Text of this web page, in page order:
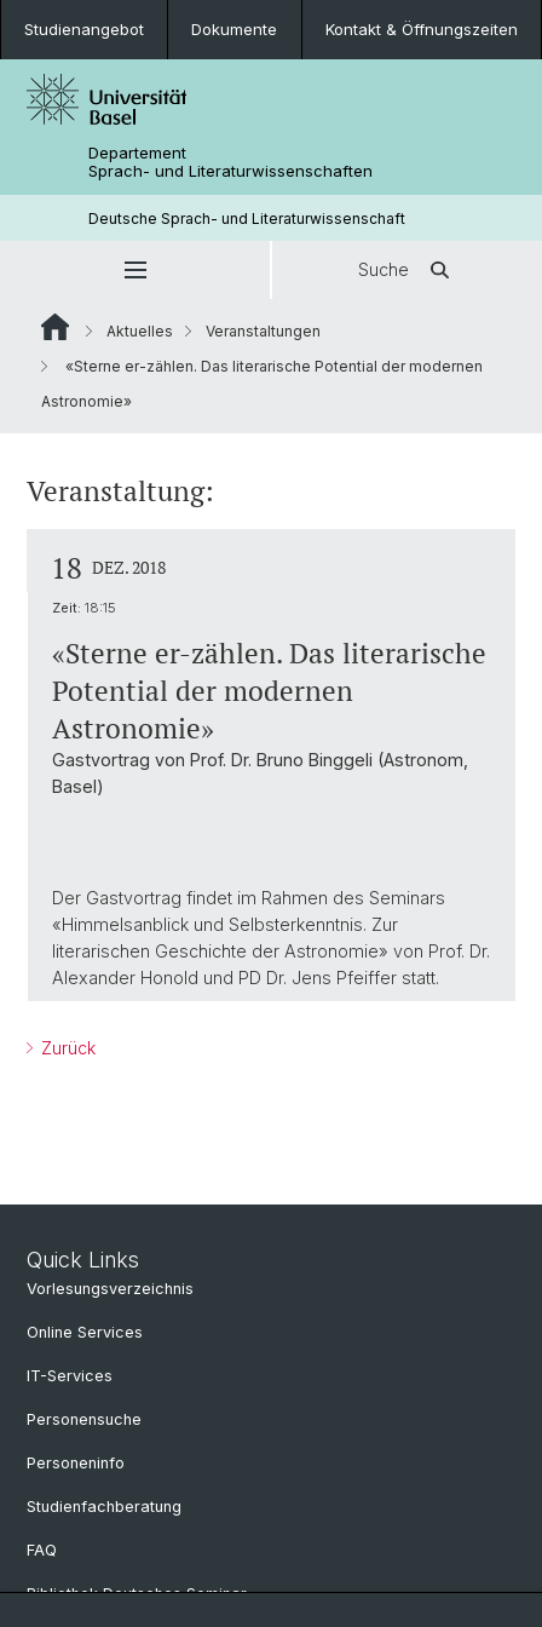
Studienangebot Dokumente Kontakt & Öffnungszeiten
Departement
Sprach- und Literaturwissenschaften
Deutsche Sprach- und Literaturwissenschaft
Suche
Aktuelles
Veranstaltungen
«Sterne er-zählen. Das literarische Potential der modernen
Astronomie»
Veranstaltung:
18 DEZ. 2018
Zeit: 18:15
«Sterne er-zählen. Das literarische
Potential der modernen
Astronomie»
Gastvortrag von Prof. Dr. Bruno Binggeli (Astronom,
Basel)
Der Gastvortrag findet im Rahmen des Seminars
«Himmelsanblick und Selbsterkenntnis. Zur
literarischen Geschichte der Astronomie» von Prof. Dr.
Alexander Honold und PD Dr. Jens Pfeiffer statt.
Zurück
Quick Links
Vorlesungsverzeichnis
Online Services
IT-Services
Personensuche
Personeninfo
Studienfachberatung
FAQ
Bibliothek Deutsches Seminar